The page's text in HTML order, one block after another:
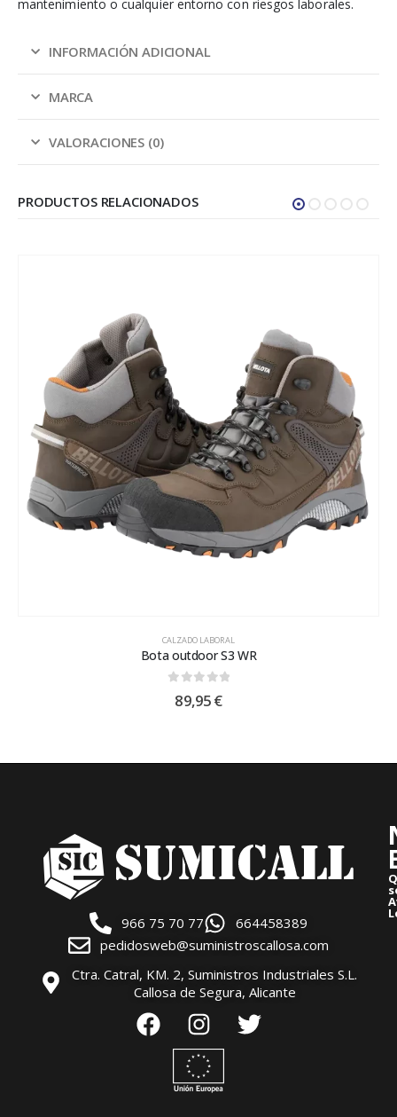
mantenimiento o cualquier entorno con riesgos laborales.
INFORMACIÓN ADICIONAL
MARCA
VALORACIONES (0)
PRODUCTOS RELACIONADOS
CALZADO LABORAL
Bota outdoor S3 WR
89,95€
966 75 70 77
664458389
pedidosweb@suministroscallosa.com
Ctra. Catral, KM. 2, Suministros Industriales S.L.
Callosa de Segura, Alicante